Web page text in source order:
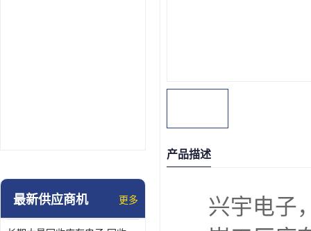
最新供应商机 更多
产品描述
兴宇电子